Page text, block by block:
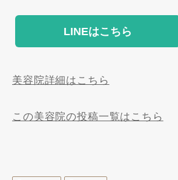
LINEはこちら
美容院詳細はこちら
この美容院の投稿一覧はこちら